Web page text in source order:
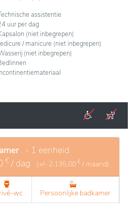
assistentie
uur per dag
(niet inbegrepen)
/ manicure (niet inbegrepen)
(niet inbegrepen)
- 1 eenheid
€ / dag (+/- 2.135,00 € / maand)
wc Persoonlijke badkamer